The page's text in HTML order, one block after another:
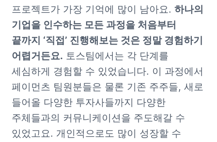
프로젝트가 가장 기억에 많이 남아요. 하나의
기업을 인수하는 모든 과정을 처음부터
끝까지 ‘직접’ 진행해보는 것은 정말 경험하기
어렵거든요. 토스팀에서는 각 단계를
세심하게 경험할 수 있었습니다. 이 과정에서
페이먼츠 팀원분들은 물론 기존 주주들, 새로
들어올 다양한 투자사들까지 다양한
주체들과의 커뮤니케이션을 주도해갈 수
있었고요. 개인적으로도 많이 성장할 수